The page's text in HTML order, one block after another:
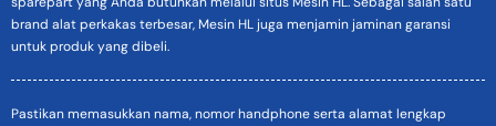
brand alat perkakas terbesar, Mesin HL juga menjamin jaminan garansi
untuk produk yang dibeli.
Pastikan memasukkan nama, nomor handphone serta alamat lengkap